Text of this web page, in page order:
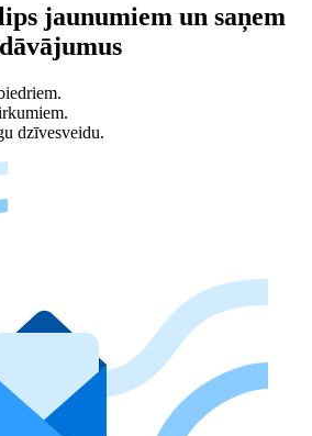
jaunumiem un saņem
dzīvesveidu.